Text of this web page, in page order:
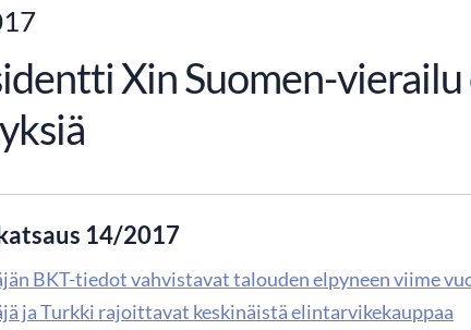
Xin Suomen-
14/2017
BKT-tiedot vahvistavat talouden elpyneen viime
ja Turkki rajoittavat keskinäistä elintarvikekauppaa